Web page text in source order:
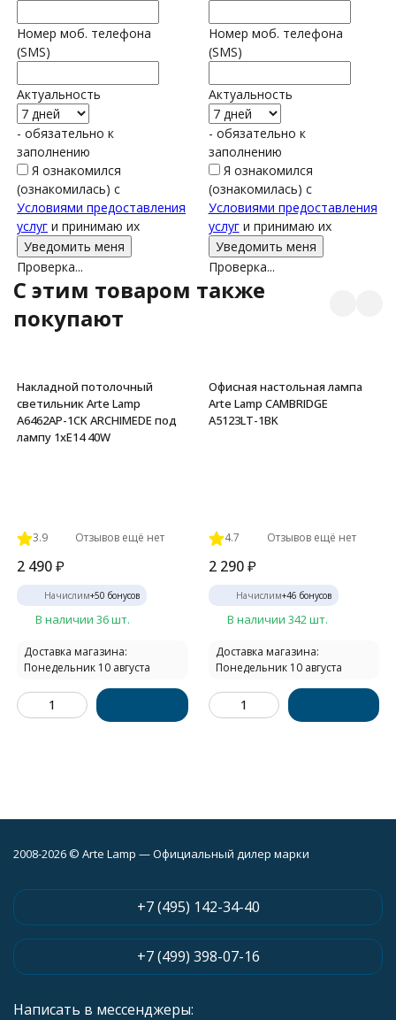
Номер моб. телефона
(SMS)
Актуальность
- обязательно к
заполнению
Я ознакомился
(ознакомилась) с
Условиями предоставления
услуг и принимаю их
Проверка...
Номер моб. телефона
(SMS)
Актуальность
- обязательно к
заполнению
Я ознакомился
(ознакомилась) с
Условиями предоставления
услуги принимаю их
Проверка...
C этим товаром также
покупают
Накладной потолочный
светильник Arte Lamp
A6462AP-1CK ARCHIMEDE под
лампу 1xE14 40W
3.9 Отзывов ещё нет
2 490₽
Начислим+50 бонусов
В наличии 36 шт.
Доставка магазина:
Понедельник 10 августа
Офисная настольная лампа
Arte Lamp CAMBRIDGE
A5123LT-1BK
4.7 Отзывов ещё нет
2 290 ₽
Начислим+46 бонусов
В наличии 342 шт.
Доставка магазина:
Понедельник 10 августа
2008-2026 © Arte Lamp — Официальный дилер марки
+7 (495) 142-34-40
+7 (499) 398-07-16
Написать в мессенджеры: